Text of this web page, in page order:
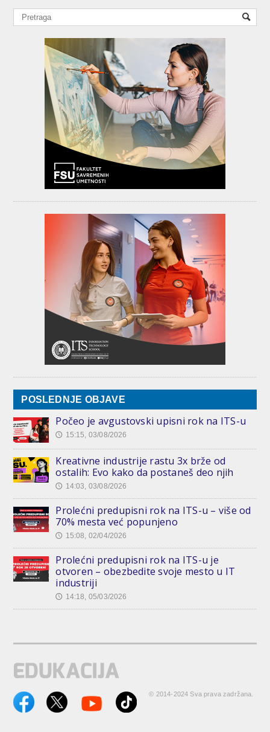
POSLEDNJE OBJAVE
Počeo je avgustovski upisni rok na ITS-u
🕔 15:15, 03/08/2026
Kreativne industrije rastu 3x brže od
ostalih: Evo kako da postaneš deo njih
🕔 14:03, 03/08/2026
Prolećni predupisni rok na ITS-u – više od
70% mesta već popunjeno
🕔 15:08, 02/04/2026
Prolećni predupisni rok na ITS-u je
otvoren – obezbedite svoje mesto u IT
industriji
🕔 14:18, 05/03/2026
© 2014-2024 Sva prava zadržana.